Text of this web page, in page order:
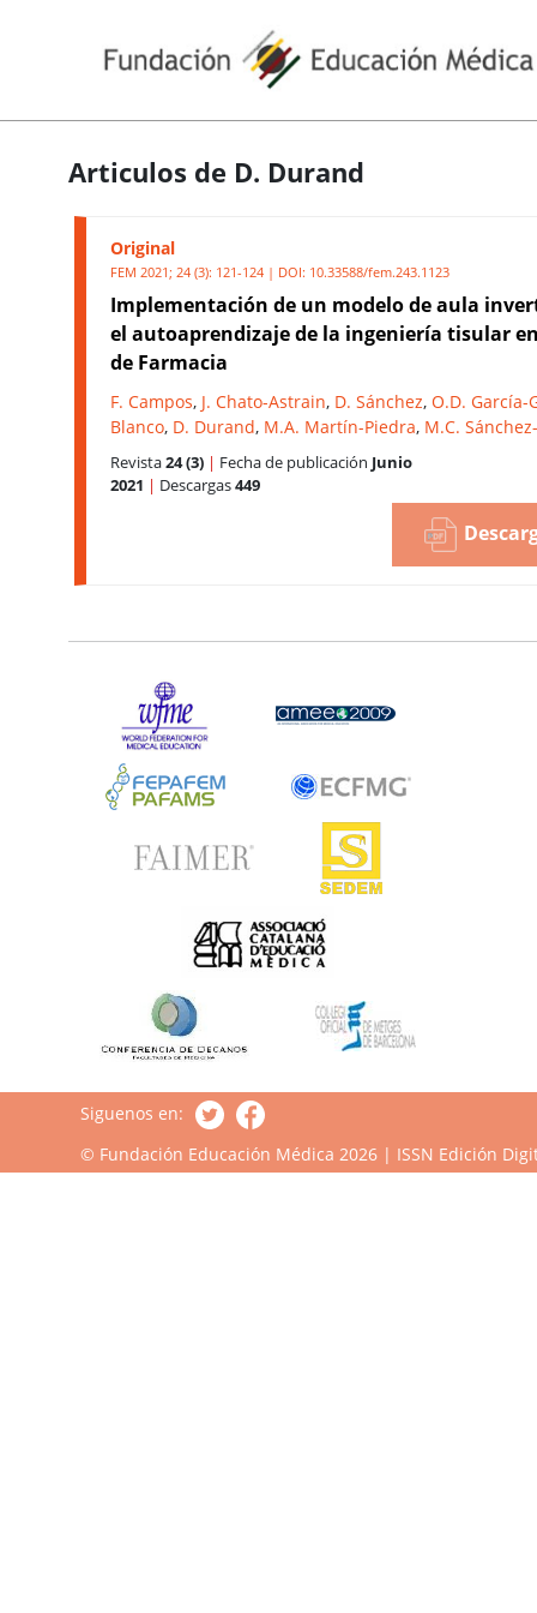
Articulos de D. Durand
Original
FEM 2021; 24 (3): 121-124 | DOI: 10.33588/fem.243.1123
Implementación de un modelo de aula
el autoaprendizaje de la ingeniería tisular
de Farmacia
F. Campos, J. Chato-Astrain, D. Sánchez, O.D. García-
Blanco, D. Durand, M.A. Martín-Piedra, M.C.
Revista24 (3) | Fecha de publicación Junio
2021 | Descargas449
Siguenos en:
© Fundación Educación Médica 2026 | ISSN Edición